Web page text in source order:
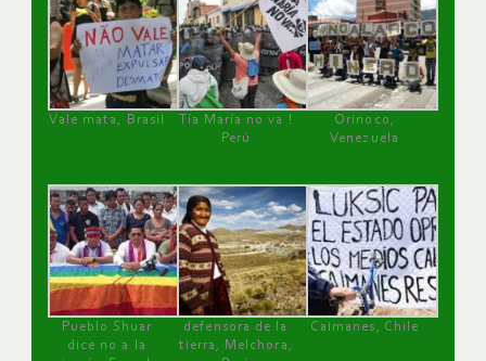
Vale mata, Brasil
Tía María no va !
Perú
Orinoco,
Venezuela
Pueblo Shuar
dice no a la
defensora de la
tierra, Melchora,
Caimanes, Chile